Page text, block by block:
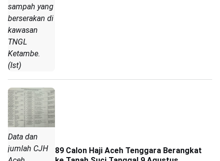
sampah yang
berserakan di
kawasan
TNGL
Ketambe.
(Ist)
Data dan
jumlah CJH
89 Calon Haji Aceh Tenggara Berangkat